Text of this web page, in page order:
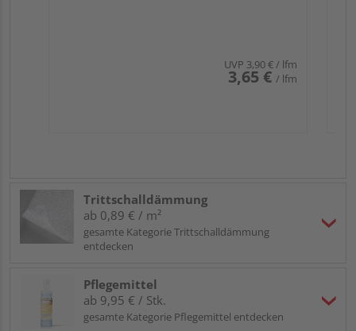
UVP 3,90 €/ lfm
3,65 € / lfm
Trittschalldämmung
ab 0,89 € / m²
gesamte Kategorie Trittschalldämmung
entdecken
Pflegemittel
ab 9,95 € / Stk.
gesamte Kategorie Pflegemittel entdecken